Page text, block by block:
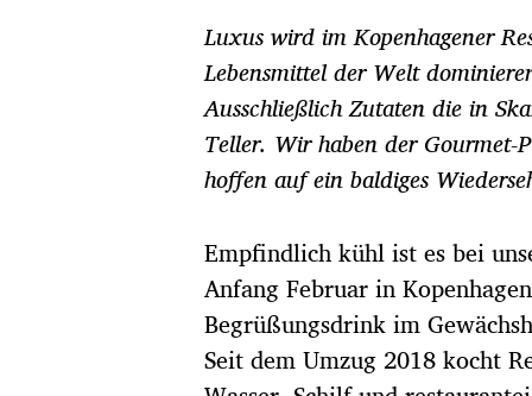
a
g
s
d
a
t
u
Luxus wird im Kopenhagener
Lebensmittel der Welt
Ausschließlich Zutaten die in
Teller. Wir haben der Gourmet-
hoffen auf ein baldiges
Empfindlich kühl ist es bei
Anfang Februar in
Begrüßungsdrink im
Seit dem Umzug 2018 kocht